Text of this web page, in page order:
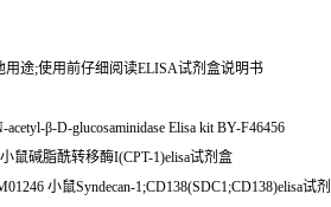
途;使用前仔细阅读ELISA试剂盒说明书
β-D-glucosaminidase Elisa kit BY-F46456
鼠碱脂酰转移酶I(CPT-1)elisa试剂盒
小鼠Syndecan-1;CD138(SDC1;CD138)elisa试